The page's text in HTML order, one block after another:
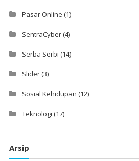
Pasar Online (1)
SentraCyber(4)
Serba Serbi (14)
Slider(3)
Sosial Kehidupan (12)
Teknologi (17)
Arsip